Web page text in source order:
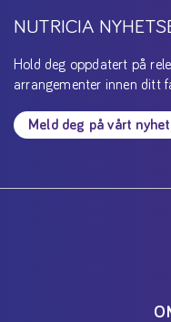
NUTRICIA
Hold deg oppdatert på
arrangementer innen ditt
Meld deg på vårt